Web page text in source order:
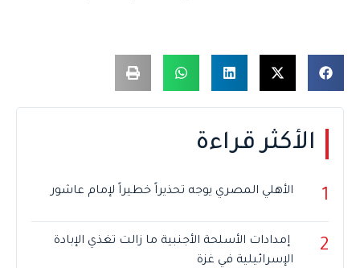
الأكثر قراءة
1 الأهلي المصري يوجه تحذيراً خطيراً لإمام عاشور
2
إمدادات الأسلحة الأجنبية ما زالت تغذي الإبادة
الإسرائيلية في غزة